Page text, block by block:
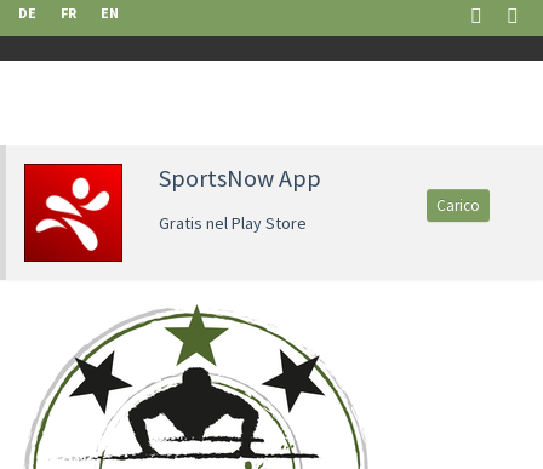
DE FR EN
SportsNow App
Gratis nel Play Store
Carico